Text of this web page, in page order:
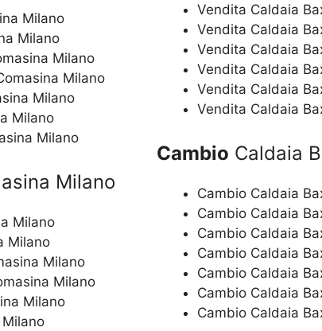
Milano
Milano
Milano
Milano
Milano
Milano
Milano
Milano
Milano
Milano
Milano
Milano
Milano
Vendita Caldaia
Vendita Caldaia
Vendita Caldaia
Vendita Caldaia
Vendita Caldaia
Vendita Caldaia
Cambio Caldaia
Cambio Caldaia
Cambio Caldaia
Cambio Caldaia
Cambio Caldaia
Cambio Caldaia
Cambio Caldaia
Cambio Caldaia